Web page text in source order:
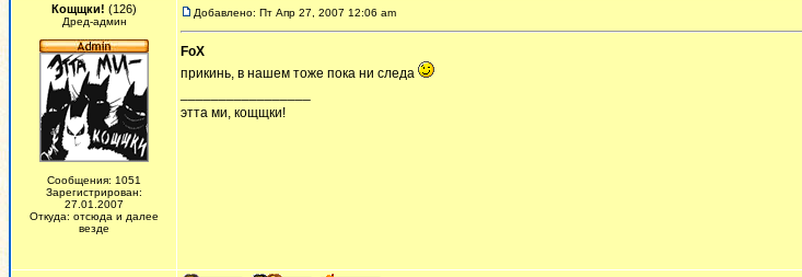
Кощщки! (126)
Дред-админ
Сообщения: 1051
Зарегистрирован:
27.01.2007
Откуда: отсюда и далее
везде
Добавлено: Пт Апр 27, 2007 12:06 am
FoX
прикинь, в нашем тоже пока ни следа
этта ми, кощщки!